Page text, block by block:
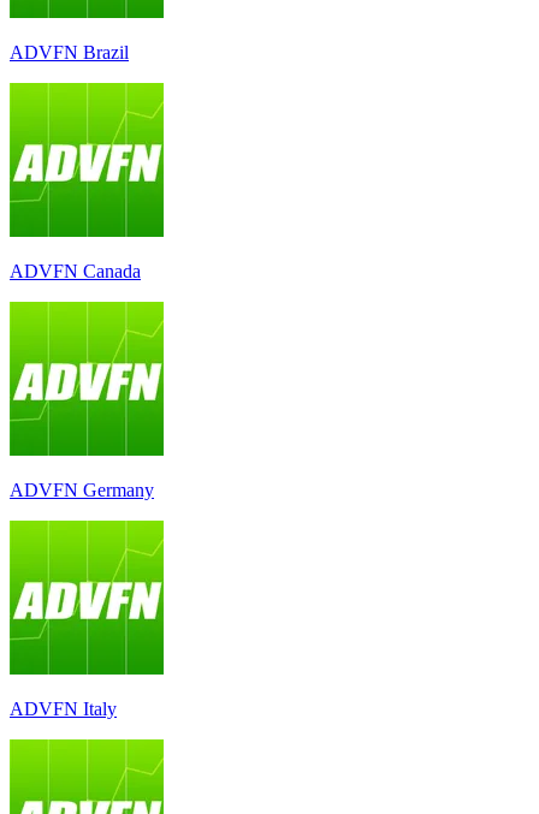
ADVFN Brazil
ADVFN Canada
ADVFN Germany
ADVFN Italy